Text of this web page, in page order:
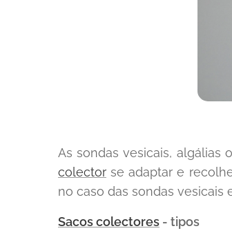
As sondas vesicais, algálias
colector se adaptar e
no caso das sondas vesicais
Sacos colectores - tipos